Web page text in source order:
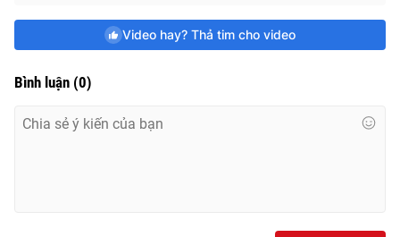
Video hay? Thả tim cho video
Bình luận (0)